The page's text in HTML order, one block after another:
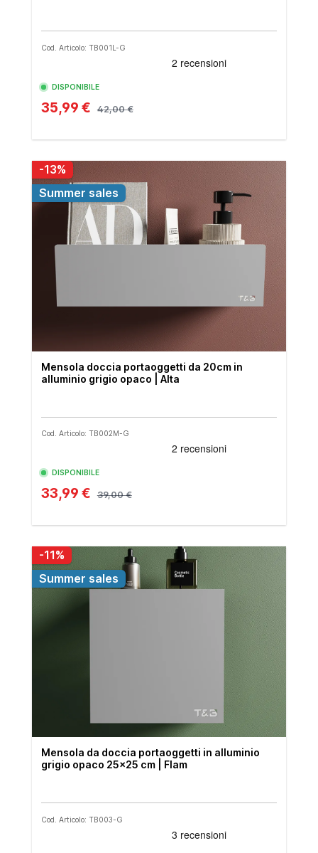
Cod. Articolo: TB001L-G
DISPONIBILE
35,99 € 42,00 €
-13%
Summer sales
Mensola doccia portaoggetti da 20cm in
alluminio grigio opaco | Alta
Cod. Articolo: TB002M-G
DISPONIBILE
33,99 € 39,00 €
-11%
Summer sales
Mensola da doccia portaoggetti in alluminio
grigio opaco 25x25 cm | Flam
Cod. Articolo: TB003-G